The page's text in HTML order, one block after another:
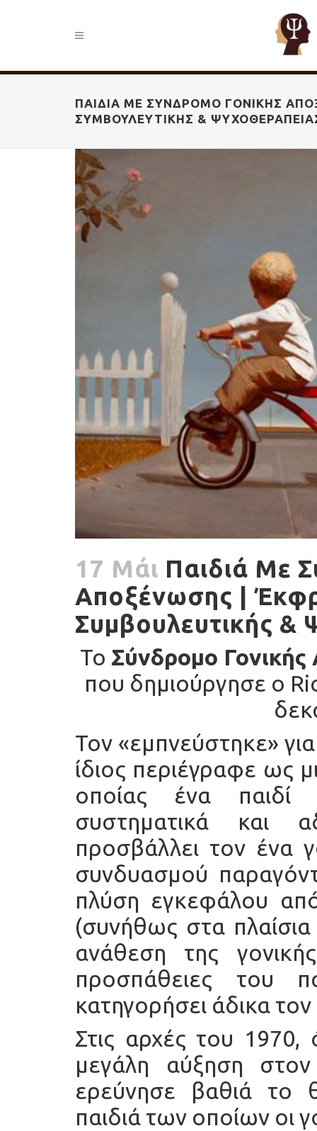
ΠΑΙΔΙΆ ΜΕ ΣΎΝΔΡΟΜΟ ΓΟΝΙΚΉΣ
ΣΥΜΒΟΥΛΕΥΤΙΚΉΣ &
17 Μάι Παιδιά Με
Αποξένωσης |
Συμβουλευτικής &
Το Σύνδρομο
που δημιούργησε ο
Τον «εμπνεύστηκε»
ίδιος περιέγραφε ως
οποίας ένα παιδί
συστηματικά και
προσβάλλει τον ένα
συνδυασμού
πλύση εγκεφάλου
(συνήθως στα
ανάθεση της
προσπάθειες του
κατηγορήσει άδικα
Στις αρχές του 1970,
μεγάλη αύξηση
ερεύνησε βαθιά το
παιδιά των οποίων οι